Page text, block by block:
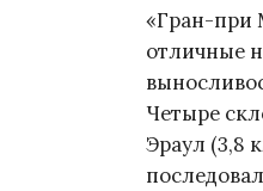
«Гран-при
отличные
Четыре
Эраул (3,8